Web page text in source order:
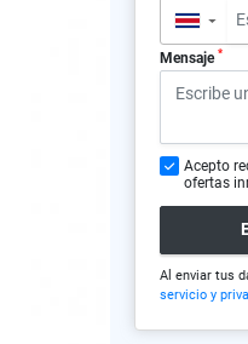
▼
Mensaje *
Acepto
ofertas
Al enviar tus
servicio y